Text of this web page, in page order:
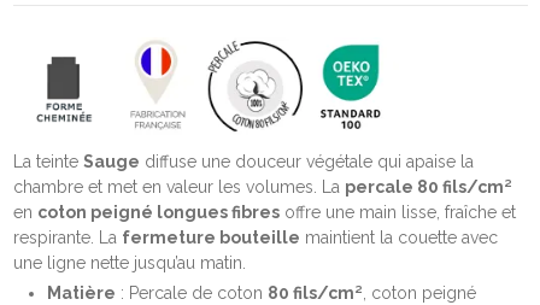
La teinte Sauge diffuse une douceur végétale qui apaise la
chambre et met en valeur les volumes. La percale 80 fils/cm²
en coton peigné longues fibresoffre une main lisse, fraîche et
respirante. La fermeture bouteille maintient la couette avec
une ligne nette jusqu’au matin.
Matière : Percale de coton 80 fils/cm² , coton peigné